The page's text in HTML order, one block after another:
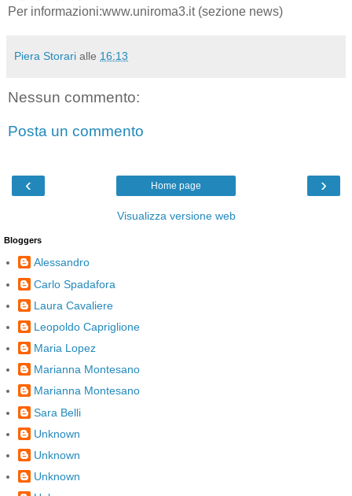
Per informazioni:www.uniroma3.it (sezione news)
Piera Storari alle 16:13
Nessun commento:
Posta un commento
‹ ›
Home page
Visualizza versione web
Bloggers
Alessandro
Carlo Spadafora
Laura Cavaliere
Leopoldo Capriglione
Maria Lopez
Marianna Montesano
Marianna Montesano
Sara Belli
Unknown
Unknown
Unknown